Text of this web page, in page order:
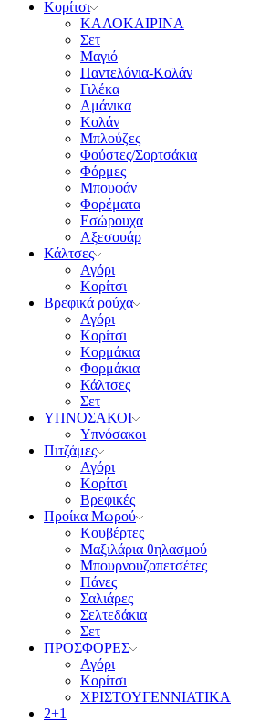
Κορίτσι
ΚΑΛΟΚΑΙΡΙΝΑ
Σετ
Μαγιό
Παντελόνια-Κολάν
Γιλέκα
Αμάνικα
Κολάν
Μπλούζες
Φούστες/Σορτσάκια
Φόρμες
Μπουφάν
Φορέματα
Εσώρουχα
Αξεσουάρ
Κάλτσες
Αγόρι
Κορίτσι
Βρεφικά ρούχα
Αγόρι
Κορίτσι
Κορμάκια
Φορμάκια
Κάλτσες
Σετ
ΥΠΝΟΣΑΚΟΙ
Υπνόσακοι
Πιτζάμες
Αγόρι
Κορίτσι
Βρεφικές
Προίκα Μωρού
Κουβέρτες
Μαξιλάρια θηλασμού
Μπουρνουζοπετσέτες
Πάνες
Σαλιάρες
Σελτεδάκια
Σετ
ΠΡΟΣΦΟΡΕΣ
Αγόρι
Κορίτσι
ΧΡΙΣΤΟΥΓΕΝΝΙΑΤΙΚΑ
2+1